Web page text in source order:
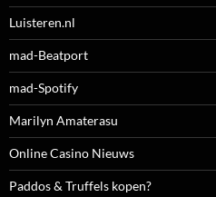
Luisteren.nl
mad-Beatport
mad-Spotify
Marilyn Amaterasu
Online Casino Nieuws
Paddos & Truffels kopen?